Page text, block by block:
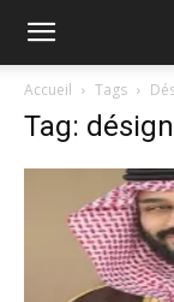
Accueil Tags
Tag: